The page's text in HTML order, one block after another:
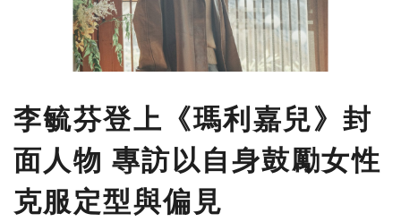
李毓芬登上《瑪利嘉兒》封
面人物 專訪以自身鼓勵女性
克服定型與偏見